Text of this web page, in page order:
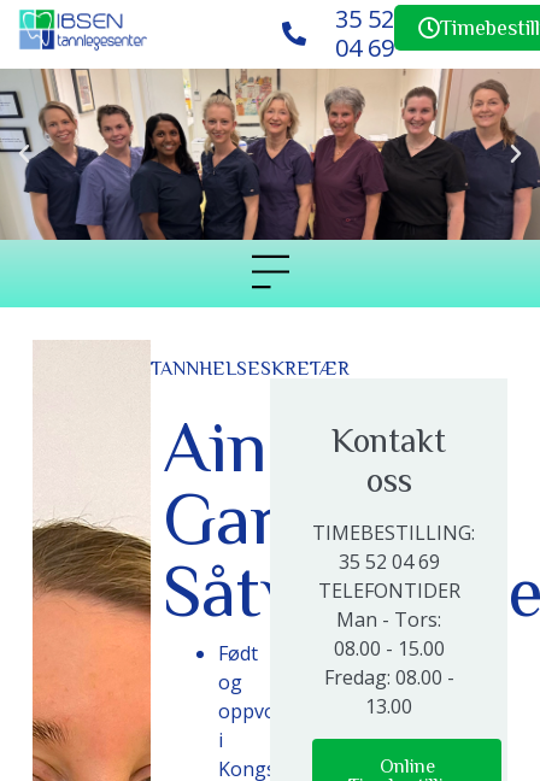
35 52
04 69
TANNHELSESKRETÆR
Aina
Garder
Født
og
oppvokst
i
Kongsberg
Kontakt
oss
TIMEBESTILLING:
35 52 04 69
TELEFONTIDER
Man - Tors:
08.00 - 15.00
Fredag: 08.00 -
13.00
Online